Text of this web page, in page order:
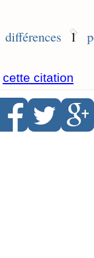
différences 1
cette citation